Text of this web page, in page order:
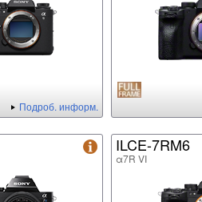
Подроб. информ.
ILCE-7RM6
α7R VI